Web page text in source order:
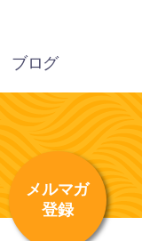
ブログ
メルマガ
登録